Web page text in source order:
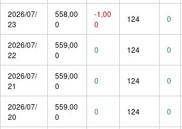
2026/07/
23
558,00
0
-1,00
0
124 0
2026/07/
22
559,00
0
0 124 0
2026/07/
21
559,00
0
0 124 0
2026/07/
20
559,00
0
0 124 0